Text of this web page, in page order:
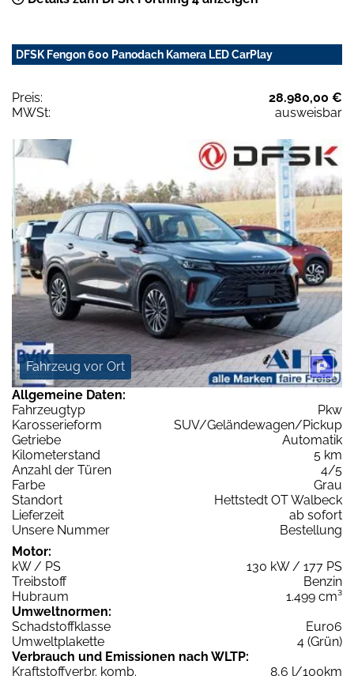
DFSK Fengon 600 Panodach Kamera LED CarPlay
Preis:
28.980,00 €
MWSt:
ausweisbar
Fahrzeug vor Ort
Allgemeine Daten:
Fahrzeugtyp
Pkw
Karosserieform
SUV/Geländewagen/Pickup
Getriebe
Automatik
Kilometerstand
5 km
Anzahl der Türen
4/5
Farbe
Grau
Standort
Hettstedt OT Walbeck
Lieferzeit
ab sofort
Unsere Nummer
Bestellung
Motor:
kW / PS
130 kW / 177 PS
Treibstoff
Benzin
Hubraum
1.499 cm³
Umweltnormen:
Schadstoffklasse
Euro6
Umweltplakette
4 (Grün)
Verbrauch und Emissionen nach WLTP:
Kraftstoffverbr. komb.
8,6 l/100km